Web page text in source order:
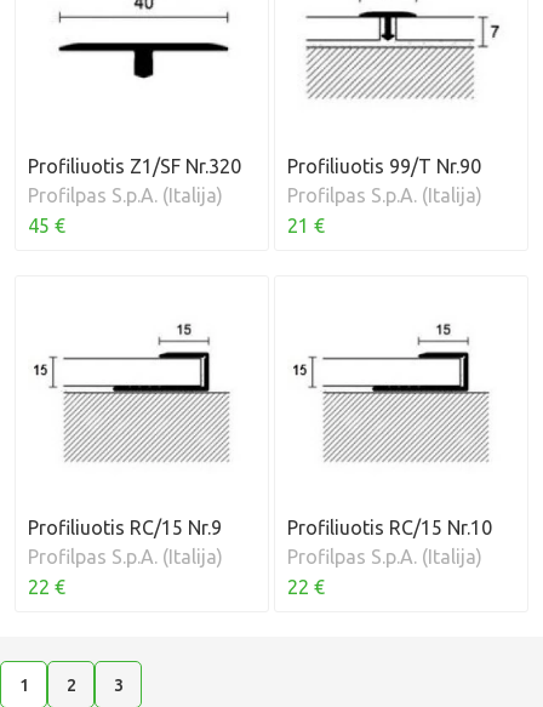
Profiliuotis Z1/SF Nr.320
Profilpas S.p.A. (Italija)
45 €
Profiliuotis 99/T Nr.90
Profilpas S.p.A. (Italija)
21 €
Profiliuotis RC/15 Nr.9
Profilpas S.p.A. (Italija)
22 €
Profiliuotis RC/15 Nr.10
Profilpas S.p.A. (Italija)
22 €
1 2 3